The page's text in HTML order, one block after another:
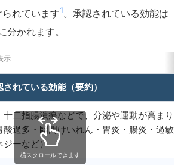
れています1。承認されている効能は
分かれます。
されている効能（要約）
十二指腸潰瘍などで、分泌や運動が高まり
酸過多・幽門けいれん・胃炎・腸炎・過敏
ジーなど）
横スクロールできます